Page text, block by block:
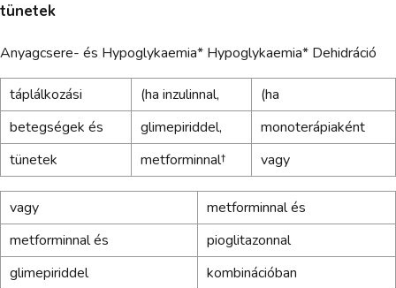
tünetek
Anyagcsere- és Hypoglykaemia* Hypoglykaemia* Dehidráció
táplálkozási (ha inzulinnal,
(ha
betegségek és
glimepiriddel,
monoterápiaként
tünetek
metforminnal† vagy
vagy
metforminnal és
metforminnal és
pioglitazonnal
glimepiriddel
kombinációban